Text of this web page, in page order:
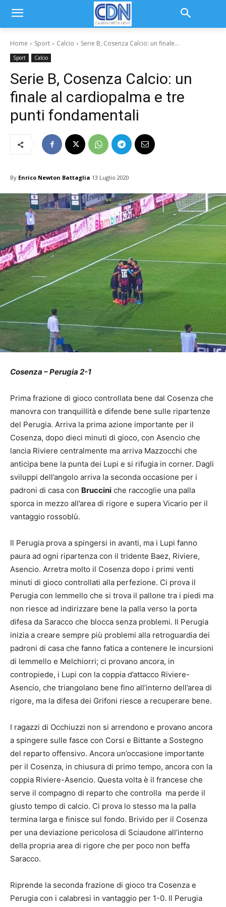
Home Sport Calcio Serie B, Cosenza Calcio: un finale...
Sport Calcio
Serie B, Cosenza Calcio: un
finale al cardiopalma e tre
punti fondamentali
By Enrico Newton Battaglia 13 Luglio 2020
Cosenza – Perugia 2-1
Prima frazione di gioco controllata bene dal Cosenza che
manovra con tranquillità e difende bene sulle ripartenze
del Perugia. Arriva la prima azione importante per il
Cosenza, dopo dieci minuti di gioco, con Asencio che
lancia Riviere centralmente ma arriva Mazzocchi che
anticipa bene la punta dei Lupi e si rifugia in corner. Dagli
sviluppi dell’angolo arriva la seconda occasione per i
padroni di casa con Bruccini che raccoglie una palla
sporca in mezzo all’area di rigore e supera Vicario per il
vantaggio rossoblù.
Il Perugia prova a spingersi in avanti, ma i Lupi fanno
paura ad ogni ripartenza con il tridente Baez, Riviere,
Asencio. Arretra molto il Cosenza dopo i primi venti
minuti di gioco controllati alla perfezione. Ci prova il
Perugia con Iemmello che si trova il pallone tra i piedi ma
non riesce ad indirizzare bene la palla verso la porta
difesa da Saracco che blocca senza problemi. Il Perugia
inizia a creare sempre più problemi alla retroguardia dei
padroni di casa che fanno fatica a contenere le incursioni
di Iemmello e Melchiorri; ci provano ancora, in
contropiede, i Lupi con la coppia d’attacco Riviere-
Asencio, che triangolano bene fino all’interno dell’area di
rigore, ma la difesa dei Grifoni riesce a recuperare bene.
I ragazzi di Occhiuzzi non si arrendono e provano ancora
a spingere sulle fasce con Corsi e Bittante a Sostegno
del reparto offensivo. Ancora un’occasione importante
per il Cosenza, in chiusura di primo tempo, ancora con la
coppia Riviere-Asencio. Questa volta è il francese che
serve il compagno di reparto che controlla ma perde il
giusto tempo di calcio. Ci prova lo stesso ma la palla
termina larga e finisce sul fondo. Brivido per il Cosenza
per una deviazione pericolosa di Sciaudone all’interno
della propria area di rigore che per poco non beffa
Saracco.
Riprende la seconda frazione di gioco tra Cosenza e
Perugia con i calabresi in vantaggio per 1-0. Il Perugia